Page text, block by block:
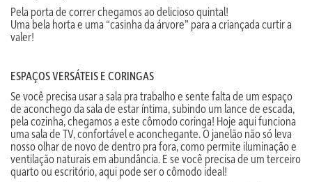
Pela porta de correr chegamos ao delicioso quintal!
Uma bela horta e uma “casinha da árvore” para a criançada curtir a
valer!
ESPAÇOS VERSÁTEIS E CORINGAS
Se você precisa usar a sala pra trabalho e sente falta de um espaço
de aconchego da sala de estar íntima, subindo um lance de escada,
pela cozinha, chegamos a este cômodo coringa! Hoje aqui funciona
uma sala de TV, confortável e aconchegante. O janelão não só leva
nosso olhar de novo de dentro pra fora, como permite iluminação e
ventilação naturais em abundância. E se você precisa de um terceiro
quarto ou escritório, aqui pode ser o cômodo ideal!